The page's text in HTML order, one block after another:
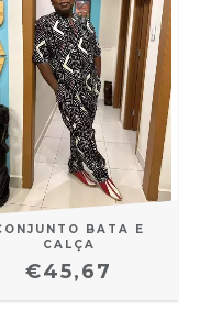
BATA E
CALÇA
€45,67